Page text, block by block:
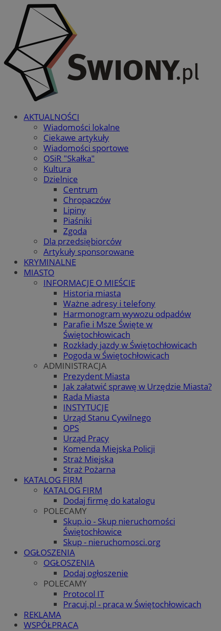
AKTUALNOŚCI
Wiadomości lokalne
Ciekawe artykuły
Wiadomości sportowe
OSiR "Skałka"
Kultura
Dzielnice
Centrum
Chropaczów
Lipiny
Piaśniki
Zgoda
Dla przedsiębiorców
Artykuły sponsorowane
KRYMINALNE
MIASTO
INFORMACJE O MIEŚCIE
Historia miasta
Ważne adresy i telefony
Harmonogram wywozu odpadów
Parafie i Msze Święte w
Świętochłowicach
Rozkłady jazdy w Świętochłowicach
Pogoda w Świętochłowicach
ADMINISTRACJA
Prezydent Miasta
Jak załatwić sprawę w Urzędzie Miasta?
Rada Miasta
INSTYTUCJE
Urząd Stanu Cywilnego
OPS
Urząd Pracy
Komenda Miejska Policji
Straż Miejska
Straż Pożarna
KATALOG FIRM
KATALOG FIRM
Dodaj firmę do katalogu
POLECAMY
Skup.io - Skup nieruchomości
Świętochłowice
Skup - nieruchomosci.org
OGŁOSZENIA
OGŁOSZENIA
Dodaj ogłoszenie
POLECAMY
Protocol IT
Pracuj.pl - praca w Świętochłowicach
REKLAMA
WSPÓŁPRACA